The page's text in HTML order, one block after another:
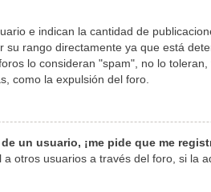
e indican la cantidad de
rango directamente ya que está
lo consideran "spam", no lo
como la expulsión del foro.
un usuario, ¡me pide que me
otros usuarios a través del foro, si la